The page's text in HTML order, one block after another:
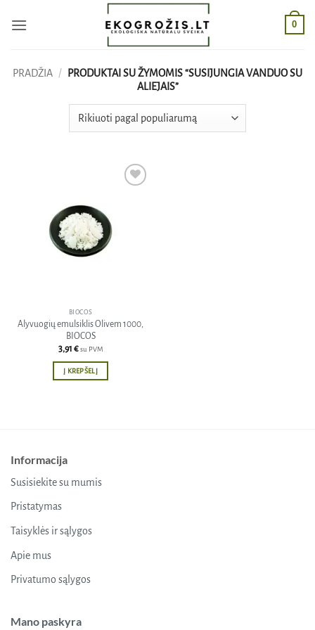
0
PRADŽIA /
PRODUKTAI SU ŽYMOMIS “SUSIJUNGIA VANDUO SU
ALIEJAIS”
BIOCOS
Alyvuogių emulsiklis Olivem 1000,
BIOCOS
3,91 € su PVM
Į KREPŠELĮ
Informacija
Susisiekite su mumis
Pristatymas
Taisyklės ir sąlygos
Apie mus
Privatumo sąlygos
Mano paskyra